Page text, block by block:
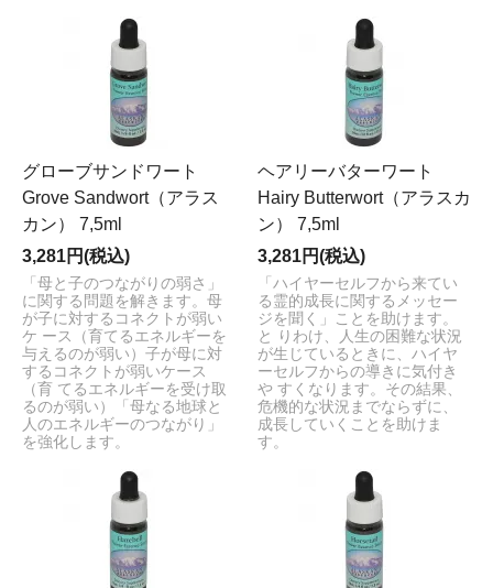
グローブサンドワート
Grove Sandwort（アラス
カン） 7,5ml
3,281円(税込)
「母と子のつながりの弱さ」
に関する問題を解きます。母
が子に対するコネクトが弱い
ケ ース（育てるエネルギーを
与えるのが弱い）子が母に対
するコネクトが弱いケース
（育 てるエネルギーを受け取
るのが弱い）「母なる地球と
人のエネルギーのつながり」
を強化します。
ヘアリーバターワート
Hairy Butterwort（アラスカ
ン） 7,5ml
3,281円(税込)
「ハイヤーセルフから来てい
る霊的成長に関するメッセー
ジを聞く」ことを助けます。
と りわけ、人生の困難な状況
が生じているときに、ハイヤ
ーセルフからの導きに気付き
や すくなります。その結果、
危機的な状況までならずに、
成長していくことを助けま
す。